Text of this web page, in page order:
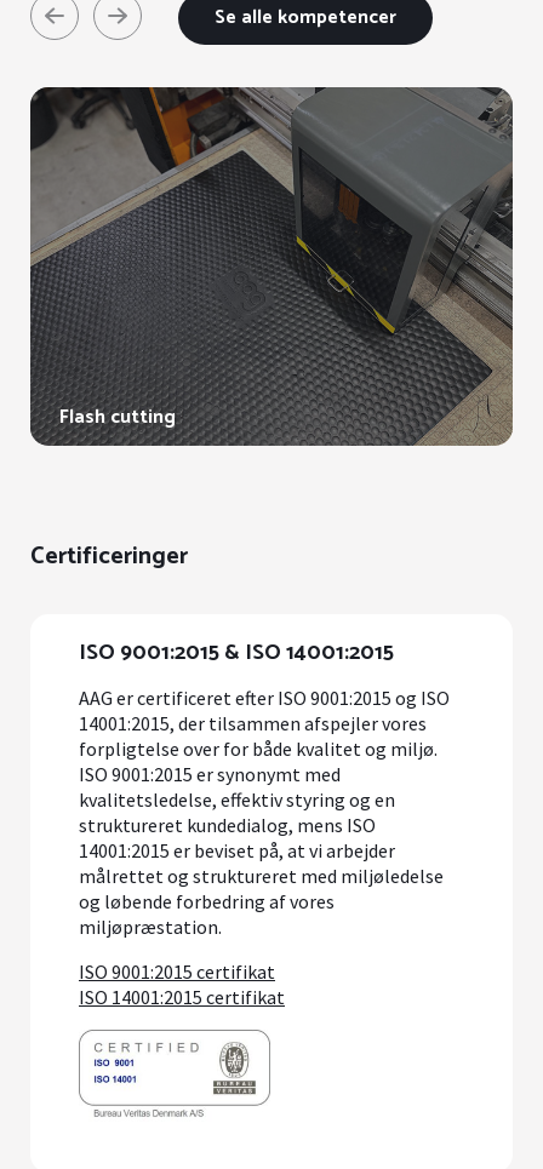
Se alle kompetencer
Flash cutting
Certificeringer
ISO 9001:2015 & ISO 14001:2015
AAG er certificeret efter ISO 9001:2015 og ISO
14001:2015, der tilsammen afspejler vores
forpligtelse over for både kvalitet og miljø.
ISO 9001:2015 er synonymt med
kvalitetsledelse, effektiv styring og en
struktureret kundedialog, mens ISO
14001:2015 er beviset på, at vi arbejder
målrettet og struktureret med miljøledelse
og løbende forbedring af vores
miljøpræstation.
ISO 9001:2015 certifikat
ISO 14001:2015 certifikat